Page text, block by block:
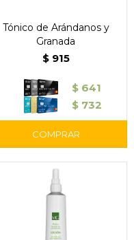
Tónico de Arándanos y
Granada
$ 915
$ 641
$ 732